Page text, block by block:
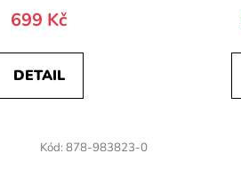
699 Kč
DETAIL
Kód: 878-983823-0